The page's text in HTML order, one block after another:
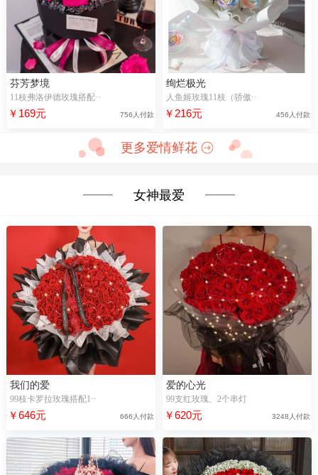
芬芳梦境
11枝弗洛伊德玫瑰搭配··
￥169元 756人付款
绚烂极光
人鱼姬玫瑰11枝（骄傲··
￥216元 456人付款
更多爱情鲜花
女神最爱
我们的爱
99枝卡罗拉玫瑰搭配1··
￥646元 666人付款
爱的心光
99支红玫瑰、2个串灯
￥620元 3248人付款